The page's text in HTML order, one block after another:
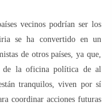
vecinos podrían ser los
se ha convertido en un
de otros países, ya que,
de la oficina política de al
tranquilos, viven por sí
coordinar acciones futuras